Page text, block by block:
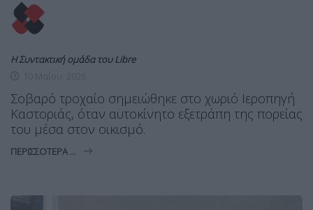
Η Συντακτική ομάδα του Libre
Σοβαρό τροχαίο σημειώθηκε στο χωριό Ιεροπηγή
Καστοριάς, όταν αυτοκίνητο εξετράπη της πορείας
του μέσα στον οικισμό.
ΠΕΡΙΣΣΌΤΕΡΑ ...